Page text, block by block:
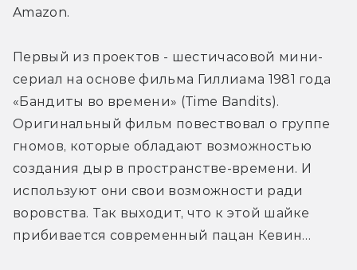
Amazon.
Первый из проектов - шестичасовой мини-
сериал на основе фильма Гиллиама 1981 года
«Бандиты во времени» (Time Bandits).
Оригинальный фильм повествовал о группе
гномов, которые обладают возможностью
создания дыр в пространстве-времени. И
используют они свои возможности ради
воровства. Так выходит, что к этой шайке
прибивается современный пацан Кевин…